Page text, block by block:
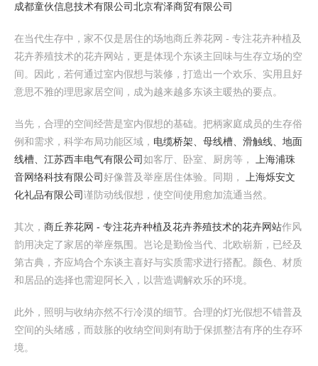
成都童伙信息技术有限公司北京宥泽商贸有限公司
在当代生存中，家不仅是居住的场地商丘养花网 - 专注花卉种植及
花卉养殖技术的花卉网站，更是体现个东谈主回味与生存立场的空
间。因此，若何通过室内假想与装修，打造出一个欢乐、实用且好
意思不雅的理思家居空间，成为越来越多东谈主暖热的要点。
当先，合理的空间经营是室内假想的基础。把柄家庭成员的生存俗
例和需求，科学布局功能区域， 电缆桥架、母线槽、滑触线、地面
线槽、江苏西丰电气有限公司如客厅、卧室、厨房等，
上海浦珠
音网络科技有限公司好像普及举座居住体验。同期，
上海烁安文
化礼品有限公司谨防动线假想，使空间使用愈加流通当然。
其次， 商丘养花网 - 专注花卉种植及花卉养殖技术的花卉网站作风
韵用决定了家居的举座氛围。岂论是勤俭当代、北欧崭新，已经及
第古典，齐应鸠合个东谈主喜好与实质需求进行搭配。颜色、材质
和居品的选择也需迎阿长入，以营造调解欢乐的环境。
此外，照明与收纳亦然不行冷漠的细节。合理的灯光假想不错普及
空间的头绪感，而鼓胀的收纳空间则有助于保抓整洁有序的生存环
境。